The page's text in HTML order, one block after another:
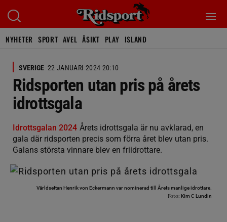
NYHETER SPORT AVEL ÅSIKT PLAY ISLAND
SVERIGE 22 JANUARI 2024 20:10
Ridsporten utan pris på årets
idrottsgala
Idrottsgalan 2024 Årets idrottsgala är nu avklarad, en
gala där ridsporten precis som förra året blev utan pris.
Galans största vinnare blev en friidrottare.
Världsettan Henrik von Eckermann var nominerad till Årets manlige idrottare.
Foto: Kim C Lundin